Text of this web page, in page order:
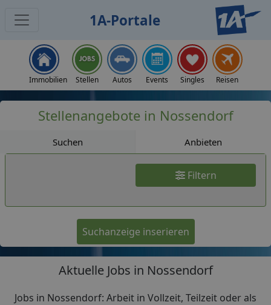
1A-Portale
Immobilien Stellen Autos Events Singles Reisen
Stellenangebote in Nossendorf
Suchen Anbieten
Filtern
Suchanzeige inserieren
Aktuelle Jobs in Nossendorf
Jobs in Nossendorf: Arbeit in Vollzeit, Teilzeit oder als